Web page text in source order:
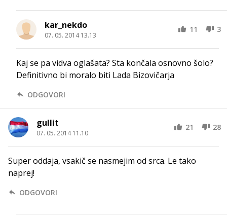
kar_nekdo
07. 05. 2014 13.13
11 3
Kaj se pa vidva oglašata? Sta končala osnovno šolo?
Definitivno bi moralo biti Lada Bizovičarja
ODGOVORI
gullit
07. 05. 2014 11.10
21 28
Super oddaja, vsakič se nasmejim od srca. Le tako
naprej!
ODGOVORI